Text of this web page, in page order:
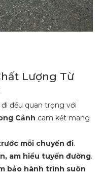
Lượng Từ
đều quan trọng với
Cảnh cam kết mang
mỗi chuyến đi.
am hiểu tuyến đường.
bảo hành trình suôn